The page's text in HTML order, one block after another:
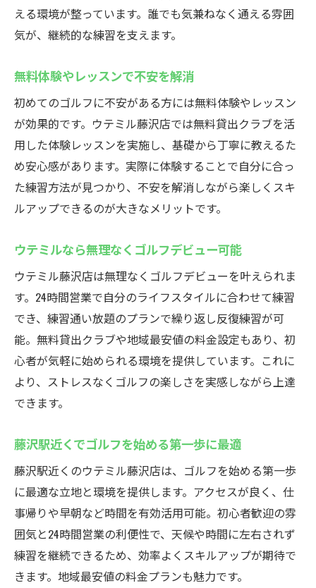
える環境が整っています。誰でも気兼ねなく通える雰囲
気が、継続的な練習を支えます。
無料体験やレッスンで不安を解消
初めてのゴルフに不安がある方には無料体験やレッスン
が効果的です。ウテミル藤沢店では無料貸出クラブを活
用した体験レッスンを実施し、基礎から丁寧に教えるた
め安心感があります。実際に体験することで自分に合っ
た練習方法が見つかり、不安を解消しながら楽しくスキ
ルアップできるのが大きなメリットです。
ウテミルなら無理なくゴルフデビュー可能
ウテミル藤沢店は無理なくゴルフデビューを叶えられま
す。24時間営業で自分のライフスタイルに合わせて練習
でき、練習通い放題のプランで繰り返し反復練習が可
能。無料貸出クラブや地域最安値の料金設定もあり、初
心者が気軽に始められる環境を提供しています。これに
より、ストレスなくゴルフの楽しさを実感しながら上達
できます。
藤沢駅近くでゴルフを始める第一歩に最適
藤沢駅近くのウテミル藤沢店は、ゴルフを始める第一歩
に最適な立地と環境を提供します。アクセスが良く、仕
事帰りや早朝など時間を有効活用可能。初心者歓迎の雰
囲気と24時間営業の利便性で、天候や時間に左右されず
練習を継続できるため、効率よくスキルアップが期待で
きます。地域最安値の料金プランも魅力です。